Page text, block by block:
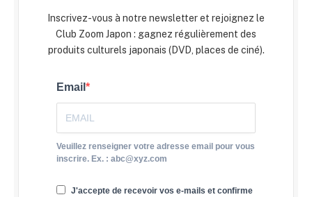
Inscrivez-vous à notre newsletter et rejoignez le
Club Zoom Japon : gagnez régulièrement des
produits culturels japonais (DVD, places de ciné).
Email
Veuillez renseigner votre adresse email pour vous
inscrire. Ex. : abc@xyz.com
J'accepte de recevoir vos e-mails et confirme